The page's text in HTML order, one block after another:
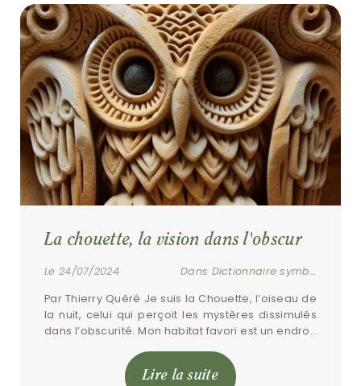
La chouette, la vision dans l'obscur
Le 24/07/2024 Dans Dictionnaire symbolique
Par Thierry Quéré Je suis la Chouette, l’oiseau de
la nuit, celui qui perçoit les mystères dissimulés
dans l’obscurité. Mon habitat favori est un endroit
Lire la suite